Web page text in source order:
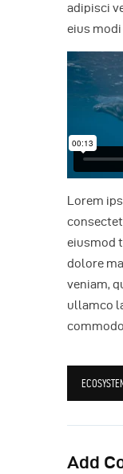
adipisci
eius
Lorem
eiusmod
dolore
veniam,
ullamco
Add